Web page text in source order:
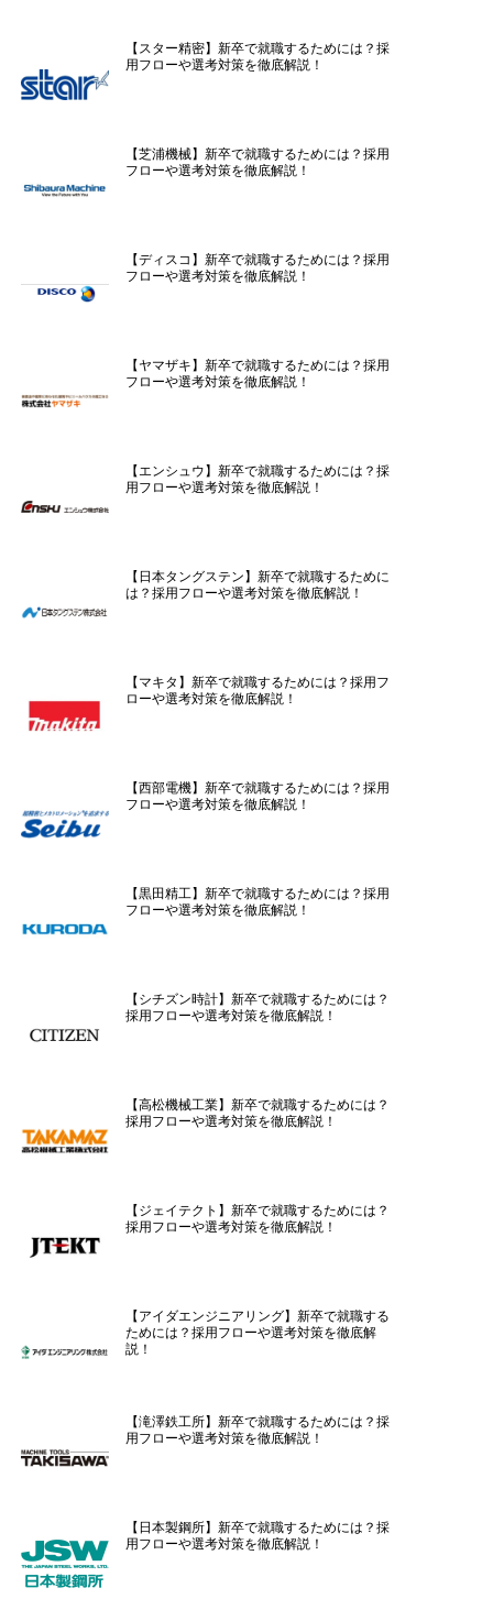
【スター精密】新卒で就職するためには？採
用フローや選考対策を徹底解説！
【芝浦機械】新卒で就職するためには？採用
フローや選考対策を徹底解説！
【ディスコ】新卒で就職するためには？採用
フローや選考対策を徹底解説！
【ヤマザキ】新卒で就職するためには？採用
フローや選考対策を徹底解説！
【エンシュウ】新卒で就職するためには？採
用フローや選考対策を徹底解説！
【日本タングステン】新卒で就職するために
は？採用フローや選考対策を徹底解説！
【マキタ】新卒で就職するためには？採用フ
ローや選考対策を徹底解説！
【西部電機】新卒で就職するためには？採用
フローや選考対策を徹底解説！
【黒田精工】新卒で就職するためには？採用
フローや選考対策を徹底解説！
【シチズン時計】新卒で就職するためには？
採用フローや選考対策を徹底解説！
【高松機械工業】新卒で就職するためには？
採用フローや選考対策を徹底解説！
【ジェイテクト】新卒で就職するためには？
採用フローや選考対策を徹底解説！
【アイダエンジニアリング】新卒で就職する
ためには？採用フローや選考対策を徹底解
説！
【滝澤鉄工所】新卒で就職するためには？採
用フローや選考対策を徹底解説！
【日本製鋼所】新卒で就職するためには？採
用フローや選考対策を徹底解説！